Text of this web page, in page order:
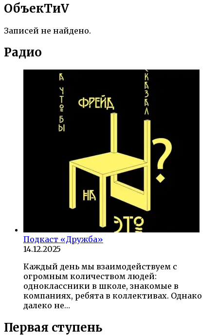
ОбъекTиV
Записей не найдено.
Радио
Подкаст «Дружба»
14.12.2025
Каждый день мы взаимодействуем с
огромным количеством людей:
одноклассники в школе, знакомые в
компаниях, ребята в коллективах. Однако
далеко не…
Первая ступень